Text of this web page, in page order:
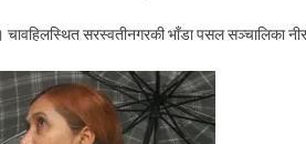
पाण्डे
सरस्वतीनगरकी भाँडा पसल सञ्चालिका